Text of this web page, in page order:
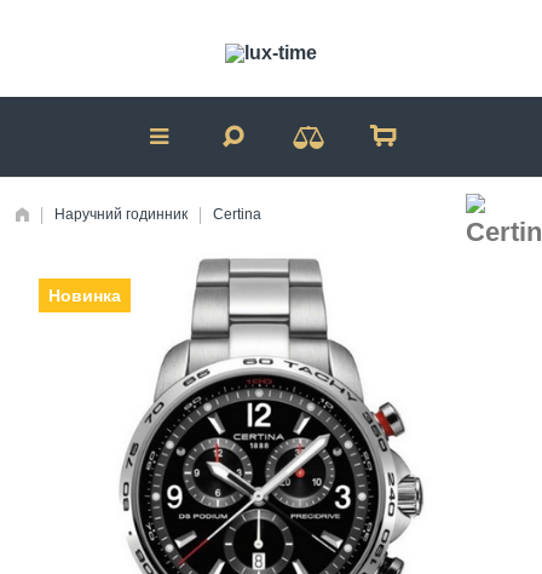
Наручний годинник Certina
Новинка